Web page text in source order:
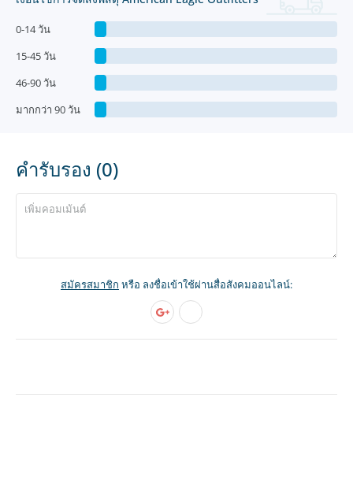
0-14 วัน
15-45 วัน
46-90 วัน
มากกว่า 90 วัน
คำรับรอง (0)
สมัครสมาชิก หรือ ลงชื่อเข้าใช้ผ่านสื่อสังคมออนไลน์: